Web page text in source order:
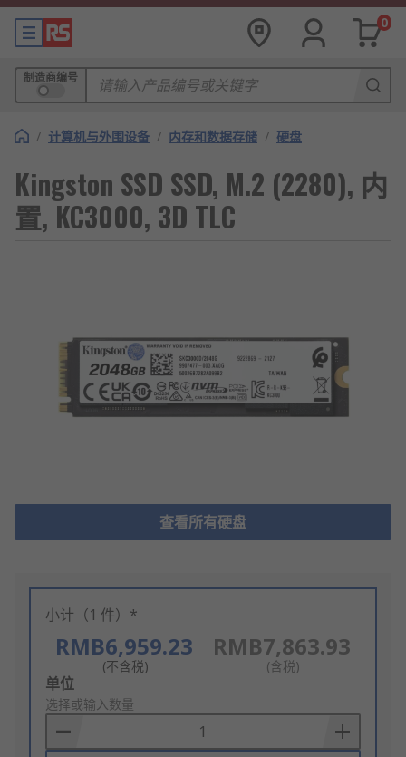
0
制造商编号
/ 计算机与外围设备 / 内存和数据存储 / 硬盘
Kingston SSD SSD, M.2 (2280), 内
置, KC3000, 3D TLC
查看所有硬盘
小计（1 件）*
RMB6,959.23
(不含税)
RMB7,863.93
(含税)
Add
to
Basket
单位
选择或输入数量